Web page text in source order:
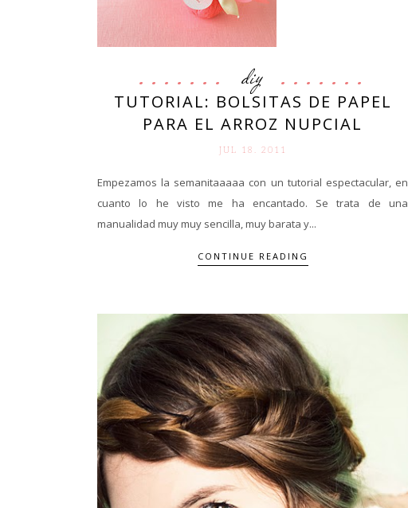
diy
TUTORIAL: BOLSITAS DE PAPEL
PARA EL ARROZ NUPCIAL
JUL 18. 2011
Empezamos la semanitaaaaa con un tutorial espectacular, en
cuanto lo he visto me ha encantado. Se trata de una
manualidad muy muy sencilla, muy barata y...
CONTINUE READING